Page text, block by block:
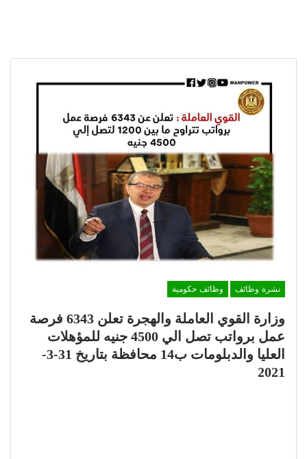
نشرة وظائف
وظائف حكومية
وزارة القوي العاملة والهجرة تعلن 6343 فرصة
عمل برواتب تصل الي 4500 جنيه للمؤهلات
العليا والدبلومات ب14 محافظة بتاريخ 31-3-
2021